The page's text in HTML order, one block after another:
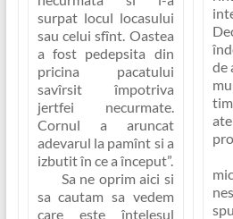
surpat locul locasului
sau celui sfînt. Oastea
a fost pedepsita din
pricina pacatului
savîrsit împotriva
jertfei necurmate.
Cornul a aruncat
adevarul la pamînt si a
izbutit în ce a început”.
Sa ne oprim aici si
sa cautam sa vedem
care este întelesul
de